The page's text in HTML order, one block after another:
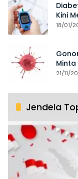
Kini
18/01/
21/11/
Jendela